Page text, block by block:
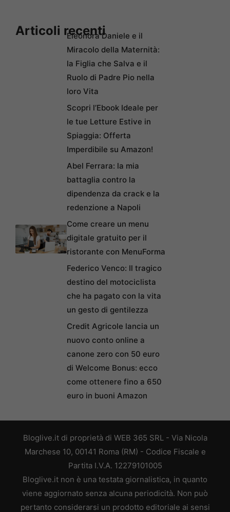
Articoli recentiEleonora Daniele e il
Miracolo della Maternità:
la Figlia che Salva e il
Ruolo di Padre Pio nella
loro Vita
Scopri l’Ebook Ideale per
le tue Letture Estive in
Spiaggia: Offerta
Imperdibile su Amazon!
Abel Ferrara: la mia
battaglia contro la
dipendenza da crack e la
redenzione a Napoli
Come creare un menu
digitale gratuito per il
ristorante con MenuForma
Federico Venco: Il tragico
destino del motociclista
che ha pagato con la vita
un gesto di gentilezza
Credit Agricole lancia un
nuovo conto online a
canone zero con 50 euro
di Welcome Bonus: ecco
come ottenere fino a 650
euro in buoni Amazon
Bloglive.it di proprietà di WEB 365 SRL - Via Nicola
Marchese 10, 00141 Roma (RM) - Codice Fiscale e
Partita I.V.A. 12279101005
Bloglive.it non è una testata giornalistica, in quanto
viene aggiornato senza alcuna periodicità. Non può
pertanto considerarsi un prodotto editoriale ai sensi